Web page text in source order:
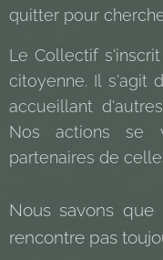
quitter pour
Le Collectif
citoyenne. Il s'agit
accueillant
Nos actions se
partenaires de
Nous savons
rencontre pas